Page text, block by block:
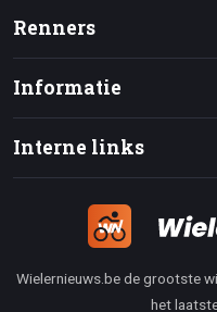
Renners
Informatie
Interne links
Wielernieuws.be de grootste
het